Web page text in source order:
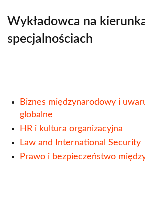
Wykładowca na
specjalnościach
Biznes międzynarodowy i
globalne
HR i kultura organizacyjna
Law and International Security
Prawo i bezpieczeństwo